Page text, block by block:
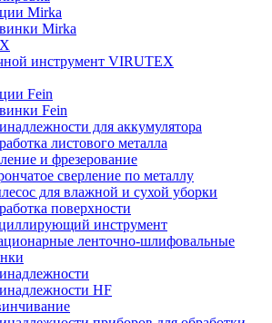
Mirka
Mirka
инструмент VIRUTEX
Fein
Fein
для аккумулятора
листового металла
и фрезерование
сверление по металлу
для влажной и сухой уборки
поверхности
инструмент
ленточно-шлифовальные
HF